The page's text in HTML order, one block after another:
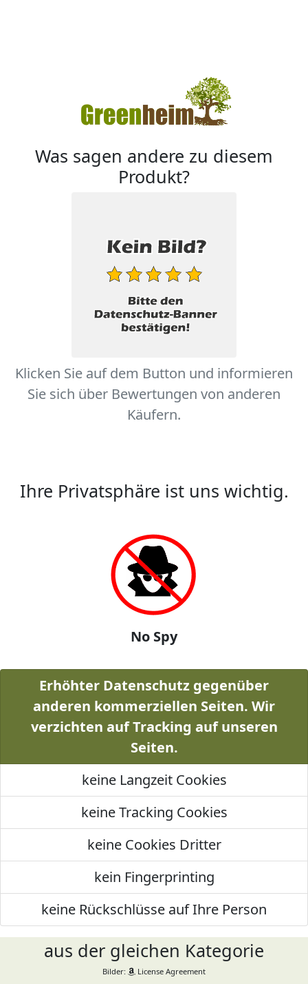
Was sagen andere zu diesem
Produkt?
Klicken Sie auf dem Button und informieren
Sie sich über Bewertungen von anderen
Käufern.
Ihre Privatsphäre ist uns wichtig.
No Spy
Erhöhter Datenschutz gegenüber
anderen kommerziellen Seiten. Wir
verzichten auf Tracking auf unseren
Seiten.
keine Langzeit Cookies
keine Tracking Cookies
keine Cookies Dritter
kein Fingerprinting
keine Rückschlüsse auf Ihre Person
aus der gleichen Kategorie
Bilder: License Agreement